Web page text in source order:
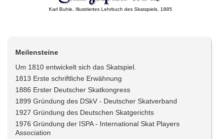
Karl Buhle, Illustriertes Lehrbuch des Skatspiels, 1885
Meilensteine
Um 1810 entwickelt sich das Skatspiel.
1813 Erste schriftliche Erwähnung
1886 Erster Deutscher Skatkongress
1899 Gründung des DSkV - Deutscher Skatverband
1927 Gründung des Deutschen Skatgerichts
1976 Gründung der ISPA - International Skat Players
Association